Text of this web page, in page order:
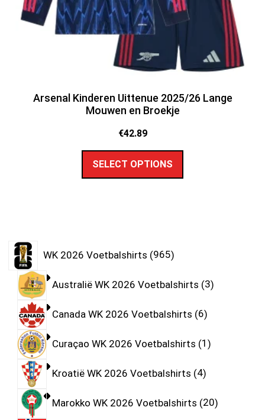
Arsenal Kinderen Uittenue 2025/26 Lange
Mouwen en Broekje
€42.89
SELECT OPTIONS
WK 2026 Voetbalshirts 965
Australië WK 2026 Voetbalshirts 3
Canada WK 2026 Voetbalshirts 6
Curaçao WK 2026 Voetbalshirts 1
Kroatië WK 2026 Voetbalshirts 4
Marokko WK 2026 Voetbalshirts 20